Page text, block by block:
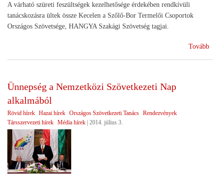
A várható szüreti feszültségek kezelhetősége érdekében rendkívüli
tanácskozásra ültek össze Kecelen a Szőlő-Bor Termelői Csoportok
Országos Szövetsége, HANGYA Szakági Szövetség tagjai.
Tovább
Ünnepség a Nemzetközi Szövetkezeti Nap
alkalmából
Rövid hírek Hazai hírek Országos Szövetkezeti Tanács Rendezvények
Társszervezeti hírek Média hírek | 2014. július 3.